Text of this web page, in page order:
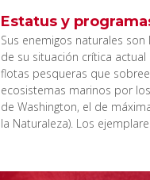
Estatus y
Sus enemigos naturales
de su situación crítica
flotas pesqueras que
ecosistemas marinos por
de Washington, el de
la Naturaleza). Los